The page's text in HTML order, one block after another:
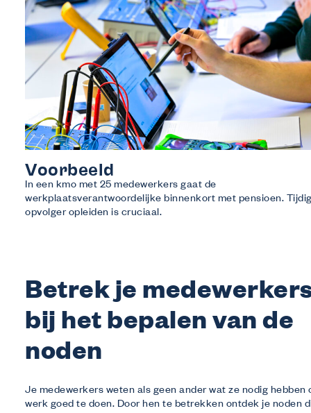
Voorbeeld
In een kmo met 25 medewerkers gaat de
werkplaatsverantwoordelijke binnenkort met pensioen.
opvolger opleiden is cruciaal.
Betrek je
bij het bepalen van de
noden
Je medewerkers weten als geen ander wat ze nodig hebben
werk goed te doen. Door hen te betrekken ontdek je noden